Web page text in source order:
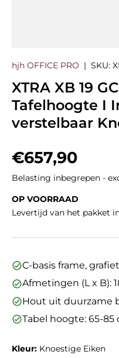
hjh OFFICE PRO | SKU:
XTRA XB 19
Tafelhoogte I
verstelbaar
Reguliere
€657,90
Belasting inbegrepen -
OP VOORRAAD
Levertijd van het pakket
C-basis frame,
Afmetingen (L x B):
Hout uit duurzame
Tabel hoogte: 65-
Kleur: Knoestige Eiken